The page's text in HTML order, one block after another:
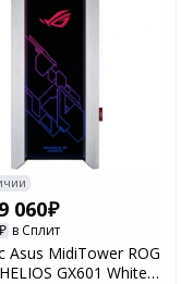
060
в Сплит
Asus MidiTower ROG
GX601 White